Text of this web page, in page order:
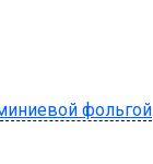
фольгой